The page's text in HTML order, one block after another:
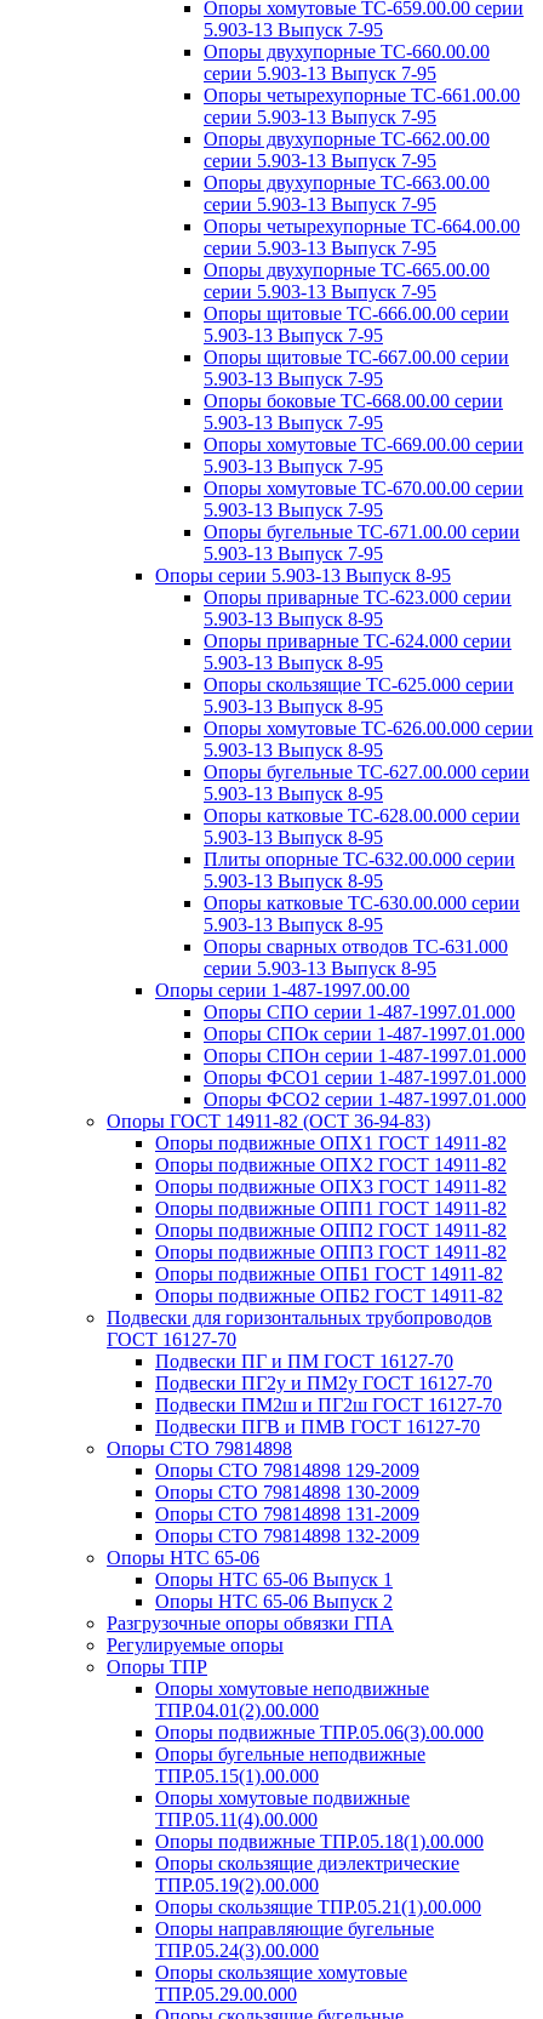
Опоры хомутовые ТС-659.00.00 серии
5.903-13 Выпуск 7-95
Опоры двухупорные ТС-660.00.00
серии 5.903-13 Выпуск 7-95
Опоры четырехупорные ТС-661.00.00
серии 5.903-13 Выпуск 7-95
Опоры двухупорные ТС-662.00.00
серии 5.903-13 Выпуск 7-95
Опоры двухупорные ТС-663.00.00
серии 5.903-13 Выпуск 7-95
Опоры четырехупорные ТС-664.00.00
серии 5.903-13 Выпуск 7-95
Опоры двухупорные ТС-665.00.00
серии 5.903-13 Выпуск 7-95
Опоры щитовые ТС-666.00.00 серии
5.903-13 Выпуск 7-95
Опоры щитовые ТС-667.00.00 серии
5.903-13 Выпуск 7-95
Опоры боковые ТС-668.00.00 серии
5.903-13 Выпуск 7-95
Опоры хомутовые ТС-669.00.00 серии
5.903-13 Выпуск 7-95
Опоры хомутовые ТС-670.00.00 серии
5.903-13 Выпуск 7-95
Опоры бугельные ТС-671.00.00 серии
5.903-13 Выпуск 7-95
Опоры серии 5.903-13 Выпуск 8-95
Опоры приварные ТС-623.000 серии
5.903-13 Выпуск 8-95
Опоры приварные ТС-624.000 серии
5.903-13 Выпуск 8-95
Опоры скользящие ТС-625.000 серии
5.903-13 Выпуск 8-95
Опоры хомутовые ТС-626.00.000 серии
5.903-13 Выпуск 8-95
Опоры бугельные ТС-627.00.000 серии
5.903-13 Выпуск 8-95
Опоры катковые ТС-628.00.000 серии
5.903-13 Выпуск 8-95
Плиты опорные ТС-632.00.000 серии
5.903-13 Выпуск 8-95
Опоры катковые ТС-630.00.000 серии
5.903-13 Выпуск 8-95
Опоры сварных отводов ТС-631.000
серии 5.903-13 Выпуск 8-95
Опоры серии 1-487-1997.00.00
Опоры СПО серии 1-487-1997.01.000
Опоры СПОк серии 1-487-1997.01.000
Опоры СПОн серии 1-487-1997.01.000
Опоры ФСО1 серии 1-487-1997.01.000
Опоры ФСО2 серии 1-487-1997.01.000
Опоры ГОСТ 14911-82 (ОСТ 36-94-83)
Опоры подвижные ОПХ1 ГОСТ 14911-82
Опоры подвижные ОПХ2 ГОСТ 14911-82
Опоры подвижные ОПХ3 ГОСТ 14911-82
Опоры подвижные ОПП1 ГОСТ 14911-82
Опоры подвижные ОПП2 ГОСТ 14911-82
Опоры подвижные ОПП3 ГОСТ 14911-82
Опоры подвижные ОПБ1 ГОСТ 14911-82
Опоры подвижные ОПБ2 ГОСТ 14911-82
Подвески для горизонтальных трубопроводов
ГОСТ 16127-70
Подвески ПГ и ПМ ГОСТ 16127-70
Подвески ПГ2у и ПМ2у ГОСТ 16127-70
Подвески ПМ2ш и ПГ2ш ГОСТ 16127-70
Подвески ПГВ и ПМВ ГОСТ 16127-70
Опоры СТО 79814898
Опоры СТО 79814898 129-2009
Опоры СТО 79814898 130-2009
Опоры СТО 79814898 131-2009
Опоры СТО 79814898 132-2009
Опоры НТС 65-06
Опоры НТС 65-06 Выпуск 1
Опоры НТС 65-06 Выпуск 2
Разгрузочные опоры обвязки ГПА
Регулируемые опоры
Опоры ТПР
Опоры хомутовые неподвижные
ТПР.04.01(2).00.000
Опоры подвижные ТПР.05.06(3).00.000
Опоры бугельные неподвижные
ТПР.05.15(1).00.000
Опоры хомутовые подвижные
ТПР.05.11(4).00.000
Опоры подвижные ТПР.05.18(1).00.000
Опоры скользящие диэлектрические
ТПР.05.19(2).00.000
Опоры скользящие ТПР.05.21(1).00.000
Опоры направляющие бугельные
ТПР.05.24(3).00.000
Опоры скользящие хомутовые
ТПР.05.29.00.000